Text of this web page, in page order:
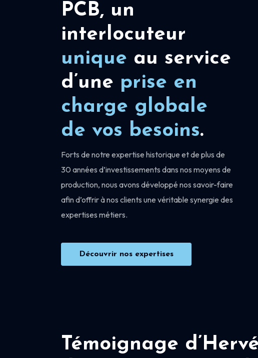
PCB, un
interlocuteur
unique au service
d’une prise en
charge globale
de vos besoins.
Forts de notre expertise historique et de plus de
30 années d’investissements dans nos moyens de
production, nous avons développé nos savoir-faire
afin d’offrir à nos clients une véritable synergie des
expertises métiers.
Découvrir nos expertises
Témoignage